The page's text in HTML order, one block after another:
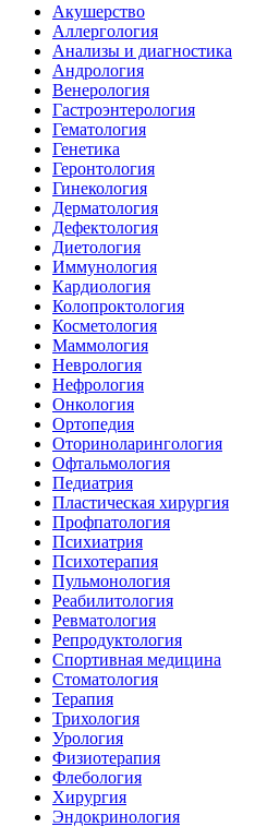
Акушерство
Аллергология
Анализы и диагностика
Андрология
Венерология
Гастроэнтерология
Гематология
Генетика
Геронтология
Гинекология
Дерматология
Дефектология
Диетология
Иммунология
Кардиология
Колопроктология
Косметология
Маммология
Неврология
Нефрология
Онкология
Ортопедия
Оториноларингология
Офтальмология
Педиатрия
Пластическая хирургия
Профпатология
Психиатрия
Психотерапия
Пульмонология
Реабилитология
Ревматология
Репродуктология
Спортивная медицина
Стоматология
Терапия
Трихология
Урология
Физиотерапия
Флебология
Хирургия
Эндокринология